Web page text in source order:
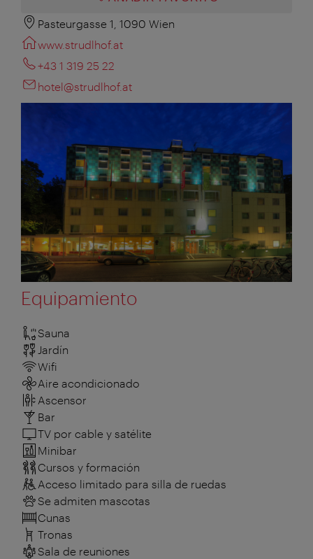
Pasteurgasse 1, 1090 Wien
www.strudlhof.at
+43 1 319 25 22
hotel@strudlhof.at
Equipamiento
Sauna
Jardín
Wifi
Aire acondicionado
Ascensor
Bar
TV por cable y satélite
Minibar
Cursos y formación
Acceso limitado para silla de ruedas
Se admiten mascotas
Cunas
Tronas
Sala de reuniones